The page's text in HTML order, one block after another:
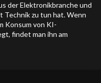
der Elektronikbranche und
Technik zu tun hat. Wenn
Konsum von KI-
findet man ihn am